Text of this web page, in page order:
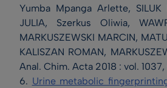
Yumba Mpanga Arlette, SILUK
JULIA, Szerkus Oliwia,
MARKUSZEWSKI MARCIN,
KALISZAN ROMAN,
Anal. Chim. Acta 2018 : vol.
6. Urine metabolic